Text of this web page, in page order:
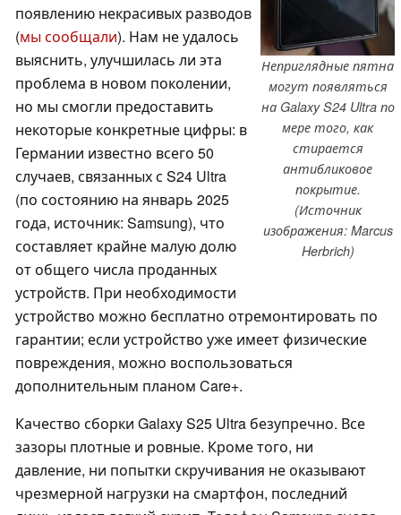
Неприглядные пятна
могут появляться
на Galaxy S24 Ultra по
мере того, как
стирается
антибликовое
покрытие.
(Источник
изображения: Marcus
Herbrich)
появлению некрасивых разводов
(мы сообщали). Нам не удалось
выяснить, улучшилась ли эта
проблема в новом поколении,
но мы смогли предоставить
некоторые конкретные цифры: в
Германии известно всего 50
случаев, связанных с S24 Ultra
(по состоянию на январь 2025
года, источник: Samsung), что
составляет крайне малую долю
от общего числа проданных
устройств. При необходимости
устройство можно бесплатно отремонтировать по
гарантии; если устройство уже имеет физические
повреждения, можно воспользоваться
дополнительным планом Care+.
Качество сборки Galaxy S25 Ultra безупречно. Все
зазоры плотные и ровные. Кроме того, ни
давление, ни попытки скручивания не оказывают
чрезмерной нагрузки на смартфон, последний